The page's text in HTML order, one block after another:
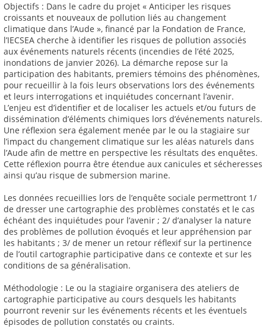
Objectifs : Dans le cadre du projet « Anticiper les risques
croissants et nouveaux de pollution liés au changement
climatique dans l’Aude », financé par la Fondation de France,
l’IECSEA cherche à identifier les risques de pollution associés
aux événements naturels récents (incendies de l’été 2025,
inondations de janvier 2026). La démarche repose sur la
participation des habitants, premiers témoins des phénomènes,
pour recueillir à la fois leurs observations lors des événements
et leurs interrogations et inquiétudes concernant l’avenir.
L’enjeu est d’identifier et de localiser les actuels et/ou futurs de
dissémination d’éléments chimiques lors d’événements naturels.
Une réflexion sera également menée par le ou la stagiaire sur
l’impact du changement climatique sur les aléas naturels dans
l’Aude afin de mettre en perspective les résultats des enquêtes.
Cette réflexion pourra être étendue aux canicules et sécheresses
ainsi qu’au risque de submersion marine.
Les données recueillies lors de l’enquête sociale permettront 1/
de dresser une cartographie des problèmes constatés et le cas
échéant des inquiétudes pour l’avenir ; 2/ d’analyser la nature
des problèmes de pollution évoqués et leur appréhension par
les habitants ; 3/ de mener un retour réflexif sur la pertinence
de l’outil cartographie participative dans ce contexte et sur les
conditions de sa généralisation.
Méthodologie : Le ou la stagiaire organisera des ateliers de
cartographie participative au cours desquels les habitants
pourront revenir sur les événements récents et les éventuels
épisodes de pollution constatés ou craints.